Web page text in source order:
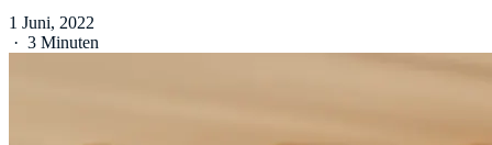
1 Juni, 2022
· 3 Minuten